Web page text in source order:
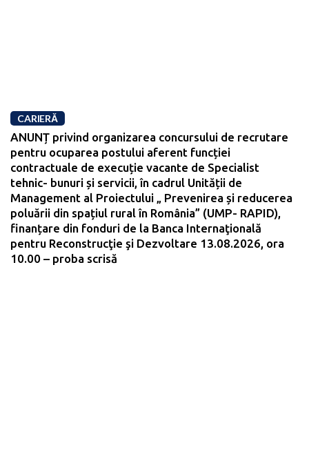
CARIERĂ
ANUNȚ privind organizarea concursului de recrutare
pentru ocuparea postului aferent funcției
contractuale de execuție vacante de Specialist
tehnic- bunuri și servicii, în cadrul Unității de
Management al Proiectului „ Prevenirea și reducerea
poluării din spațiul rural în România” (UMP- RAPID),
finanțare din fonduri de la Banca Internaţională
pentru Reconstrucţie şi Dezvoltare 13.08.2026, ora
10.00 – proba scrisă